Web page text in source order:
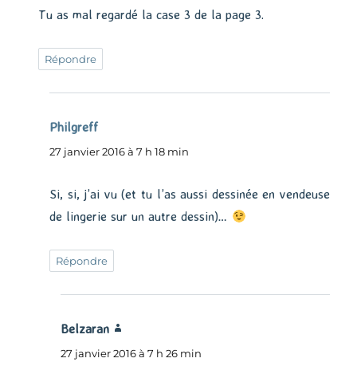
Tu as mal regardé la case 3 de la page 3.
Répondre
Philgreff
27 janvier 2016 à 7 h 18 min
Si, si, j’ai vu (et tu l’as aussi dessinée en vendeuse
de lingerie sur un autre dessin)…
Répondre
Belzaran
27 janvier 2016 à 7 h 26 min